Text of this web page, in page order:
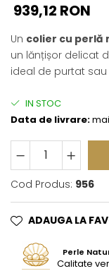
939,12 RON
Un colier cu perlă
un lănțișor delicat
ideal de purtat
IN STOC
Data de livrare:
Cod Produs: 956
ADAUGA LA
Perle
Calitate